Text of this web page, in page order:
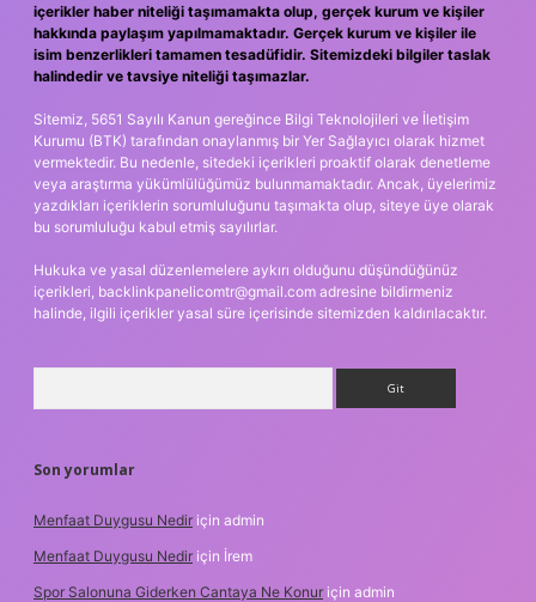
içerikler haber niteliği taşımamakta olup, gerçek kurum ve kişiler
hakkında paylaşım yapılmamaktadır. Gerçek kurum ve kişiler ile
isim benzerlikleri tamamen tesadüfidir. Sitemizdeki bilgiler taslak
halindedir ve tavsiye niteliği taşımazlar.
Sitemiz, 5651 Sayılı Kanun gereğince Bilgi Teknolojileri ve İletişim
Kurumu (BTK) tarafından onaylanmış bir Yer Sağlayıcı olarak hizmet
vermektedir. Bu nedenle, sitedeki içerikleri proaktif olarak denetleme
veya araştırma yükümlülüğümüz bulunmamaktadır. Ancak, üyelerimiz
yazdıkları içeriklerin sorumluluğunu taşımakta olup, siteye üye olarak
bu sorumluluğu kabul etmiş sayılırlar.
Hukuka ve yasal düzenlemelere aykırı olduğunu düşündüğünüz
içerikleri, backlinkpanelicomtr@gmail.com adresine bildirmeniz
halinde, ilgili içerikler yasal süre içerisinde sitemizden kaldırılacaktır.
Son yorumlar
Menfaat Duygusu Nedir için admin
Menfaat Duygusu Nedir için İrem
Spor Salonuna Giderken Cantaya Ne Konur için admin